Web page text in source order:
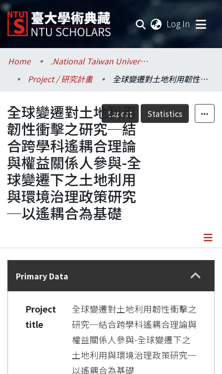
Log In
Communities & Collections
Research Outputs
Fundings & Projects
Researchers
Organizations
Statistics
Home
.National Taiwan University / 國立臺灣大學
Project / 研究計畫
全球變遷對土地利用韌性衝擊之研究─結合跨學科遙耦合理論與權益關係人參與-全球變遷下之土地利用與環境治理政策研究─以遙耦合為基礎
Export Statistics
全球變遷對土地利用
韌性衝擊之研究─結
合跨學科遙耦合理論
與權益關係人參與-全
球變遷下之土地利用
與環境治理政策研究
─以遙耦合為基礎
Details
Primary Data
Project
title
全球變遷對土地利用韌性衝擊之
研究─結合跨學科遙耦合理論與
權益關係人參與-全球變遷下之
土地利用與環境治理政策研究─
以遙耦合為基礎